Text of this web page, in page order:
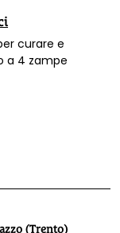
curare e
amico a 4 zampe
(Trento)